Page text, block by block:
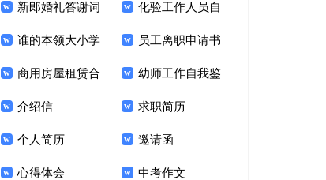
15篇新郎婚礼答谢词
锦集十篇
化验工作人员自
我鉴定
谁的本领大小学
作文
员工离职申请书
商用房屋租赁合
同15篇
幼师工作自我鉴
定(15篇)
介绍信 求职简历
个人简历 邀请函
心得体会 中考作文